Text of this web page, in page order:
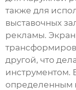
также для
выставочных
рекламы.
другой, что
инструментом.
определенным